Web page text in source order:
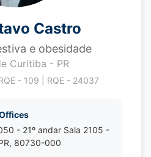
Castro
e obesidade
Curitiba - PR
- 109 | RQE - 24037
- 21º andar Sala 2105 -
80730-000